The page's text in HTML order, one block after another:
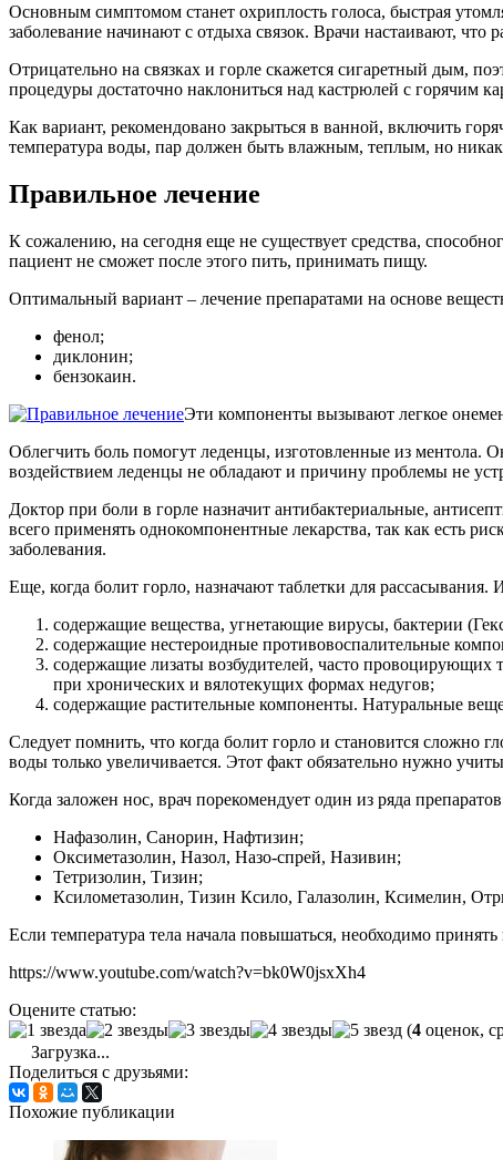
Основным симптомом станет охриплость голоса, быстрая
заболевание начинают с отдыха связок. Врачи настаивают, что
Отрицательно на связках и горле скажется сигаретный дым,
процедуры достаточно наклониться над кастрюлей с горячим
Как вариант, рекомендовано закрыться в ванной, включить
температура воды, пар должен быть влажным, теплым, но
Правильное лечение
К сожалению, на сегодня еще не существует средства,
пациент не сможет после этого пить, принимать пищу.
Оптимальный вариант – лечение препаратами на основе
фенол;
диклонин;
бензокаин.
Эти компоненты вызывают легкое
Облегчить боль помогут леденцы, изготовленные из ментола.
воздействием леденцы не обладают и причину проблемы не
Доктор при боли в горле назначит антибактериальные,
всего применять однокомпонентные лекарства, так как есть
заболевания.
Еще, когда болит горло, назначают таблетки для рассасывания.
содержащие вещества, угнетающие вирусы, бактерии
содержащие нестероидные противовоспалительные
содержащие лизаты возбудителей, часто
при хронических и вялотекущих формах недугов;
содержащие растительные компоненты. Натуральные
Следует помнить, что когда болит горло и становится сложно
воды только увеличивается. Этот факт обязательно нужно
Когда заложен нос, врач порекомендует один из ряда
Нафазолин, Санорин, Нафтизин;
Оксиметазолин, Назол, Назо-спрей, Називин;
Тетризолин, Тизин;
Ксилометазолин, Тизин Ксило, Галазолин, Ксимелин,
Если температура тела начала повышаться, необходимо
https://www.youtube.com/watch?v=bk0W0jsxXh4
Оцените статью:
(4 оценок,
Загрузка...
Поделиться с друзьями:
Похожие публикации